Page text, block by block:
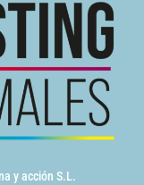
y acción S.L.